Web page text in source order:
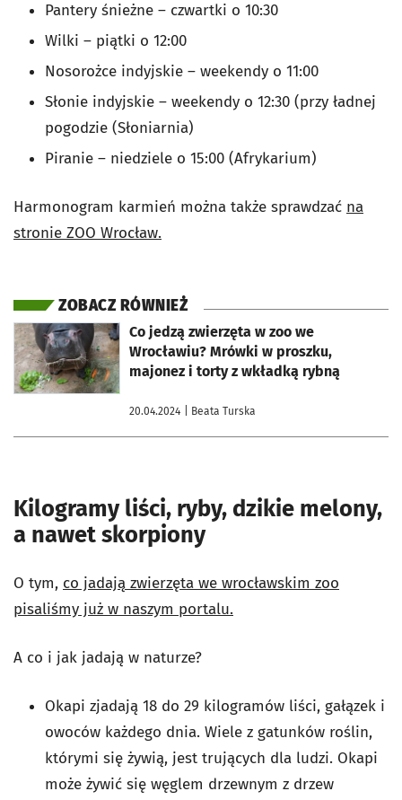
Pantery śnieżne – czwartki o 10:30
Wilki – piątki o 12:00
Nosorożce indyjskie – weekendy o 11:00
Słonie indyjskie – weekendy o 12:30 (przy ładnej
pogodzie (Słoniarnia)
Piranie – niedziele o 15:00 (Afrykarium)
Harmonogram karmień można także sprawdzać na
stronie ZOO Wrocław.
ZOBACZ RÓWNIEŻ
Co jedzą zwierzęta w zoo we
Wrocławiu? Mrówki w proszku,
majonez i torty z wkładką rybną
20.04.2024 | Beata Turska
otworzy się w nowej karcie
Kilogramy liści, ryby, dzikie melony,
a nawet skorpiony
O tym, co jadają zwierzęta we wrocławskim zoo
pisaliśmy już w naszym portalu.
A co i jak jadają w naturze?
Okapi zjadają 18 do 29 kilogramów liści, gałązek i
owoców każdego dnia. Wiele z gatunków roślin,
którymi się żywią, jest trujących dla ludzi. Okapi
może żywić się węglem drzewnym z drzew